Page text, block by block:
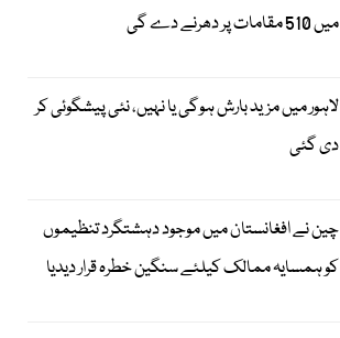
میں 510 مقامات پر دھرنے دے گی
لاہور میں مزید بارش ہوگی یا نہیں، نئی پیشگوئی کر
دی گئی
چین نے افغانستان میں موجود دہشتگرد تنظیموں
کو ہمسایہ ممالک کیلئے سنگین خطرہ قرار دیدیا